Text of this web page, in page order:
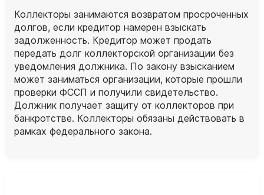
Коллекторы занимаются возвратом просроченных
долгов, если кредитор намерен взыскать
задолженность. Кредитор может продать
передать долг коллекторской организации без
уведомления должника. По закону взысканием
может заниматься организации, которые прошли
проверки ФССП и получили свидетельство.
Должник получает защиту от коллекторов при
банкротстве. Коллекторы обязаны действовать в
рамках федерального закона.